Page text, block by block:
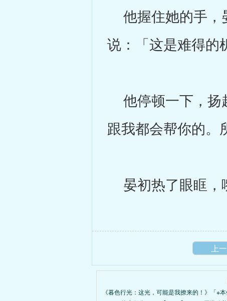
他握住她的手，
说：「这是难得的
他停顿一下，扬
跟我都会帮你的。
晏初热了眼眶，
上
《暮色行光：这光，可能是我撩来的！》「※